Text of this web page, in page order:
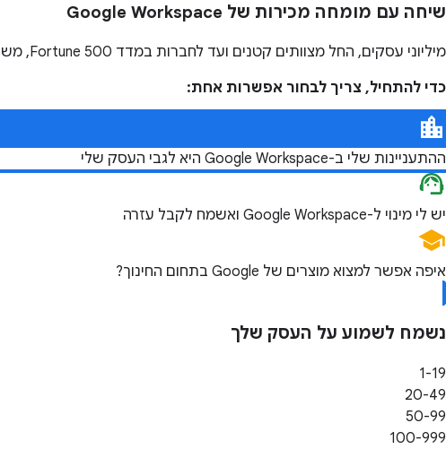
שיחה עם מומחה מכירות של Google Workspace
מיליוני עסקים, החל מצוותים קטנים ועד לחברות במדד Fortune 500, משתמשים ב-Google Workspace כדי להגיע להישגים הכי טובים בעבודה.
כדי להתחיל, צריך לבחור אפשרות אחת:
ההתעניינות שלי ב-Google Workspace היא לגבי העסק שלי
יש לי מינוי ל-Google Workspace ואשמח לקבל עזרה
איפה אפשר למצוא מוצרים של Google בתחום החינוך?
נשמח לשמוע על העסק שלך
1-19
20-49
50-99
100-999